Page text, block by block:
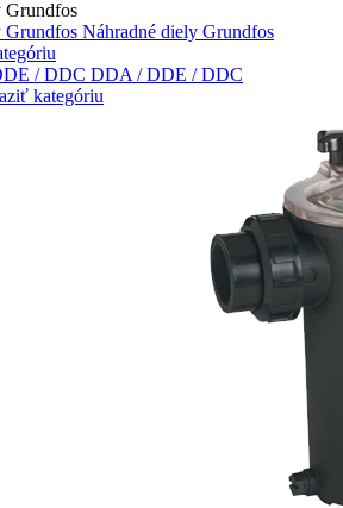
Náhradné diely Grundfos
DDA / DDE / DDC
kategóriu